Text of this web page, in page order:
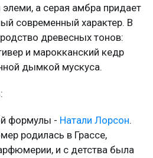
а серая амбра придает
современный характер. В
древесных тонов:
и марокканский кедр
дымкой мускуса.
формулы - Натали Лорсон.
родилась в Грассе,
и с детства была